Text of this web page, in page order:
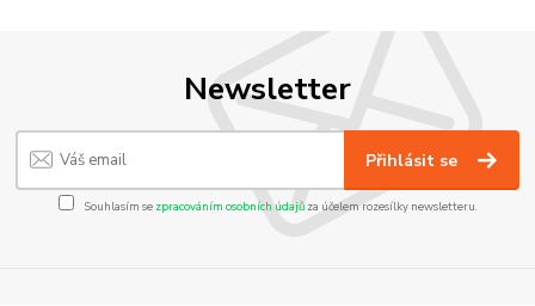
Newsletter
Přihlásit se
Souhlasím se zpracováním osobních údajůza účelem rozesílky newsletteru.